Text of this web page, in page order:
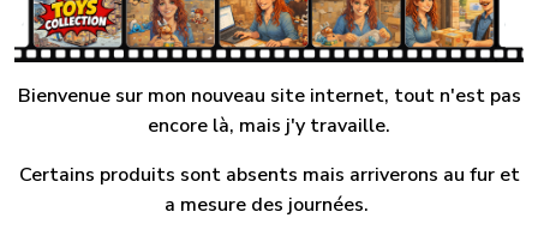
Bienvenue sur mon nouveau site internet, tout n'est pas
encore là, mais j'y travaille.
Certains produits sont absents mais arriverons au fur et
a mesure des journées.